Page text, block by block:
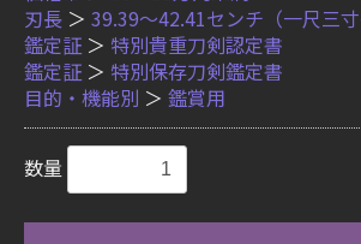
刃長 ＞ 39.39〜42.41センチ（一尺三寸
鑑定証 ＞ 特別貴重刀剣認定書
鑑定証 ＞ 特別保存刀剣鑑定書
目的・機能別 ＞ 鑑賞用
数量